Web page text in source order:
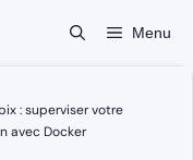
Menu
: superviser votre
avec Docker